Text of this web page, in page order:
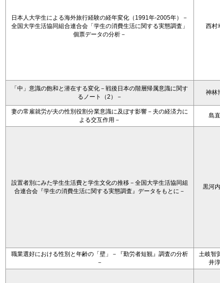
日本人大学生による海外旅行経験の経年変化（1991年-2005年）－
全国大学生活協同組合連合会「学生の消費生活に関する実態調査」
個票データの分析－
西村
「中」意識の飽和と潜在する変化－戦後日本の階層帰属意識に関す
るノート（2）－
神林
妻の常雇就労が夫の性別役割分業意識に及ぼす影響－夫の経済力に
よる交互作用－
島
設置者別にみた学生生活費と学生文化の推移－全国大学生活協同組
合連合会『学生の消費生活に関する実態調査』データをもとに－
黒河
職業選好における性別と年齢の「壁」－『勤労者短観』調査の分析
－
土岐智
井